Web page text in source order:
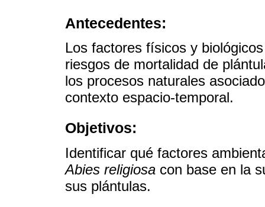
Antecedentes:
Los factores físicos y
riesgos de mortalidad de
los procesos naturales
contexto espacio-temporal.
Objetivos:
Identificar qué factores
Abies religiosa con base en la
sus plántulas.